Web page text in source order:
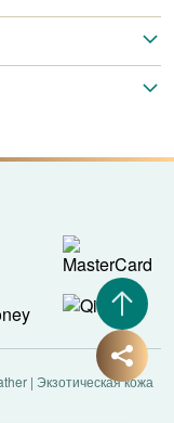
| Экзотическая кожа